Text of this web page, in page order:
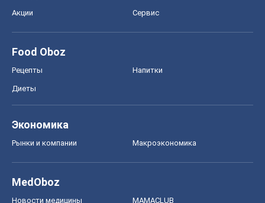
Акции Сервис
Food Oboz
Рецепты Напитки
Диеты
Экономика
Рынки и компании Mакроэкономика
MedOboz
Новости медицины MAMACLUB